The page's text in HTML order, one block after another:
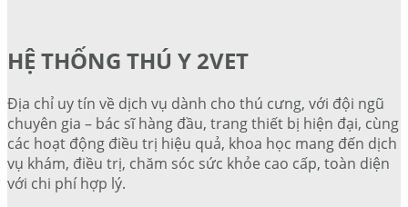
HỆ THỐNG THÚ Y 2VET
Địa chỉ uy tín về dịch vụ dành cho thú cưng, với đội ngũ
chuyên gia – bác sĩ hàng đầu, trang thiết bị hiện đại, cùng
các hoạt động điều trị hiệu quả, khoa học mang đến dịch
vụ khám, điều trị, chăm sóc sức khỏe cao cấp, toàn diện
với chi phí hợp lý.